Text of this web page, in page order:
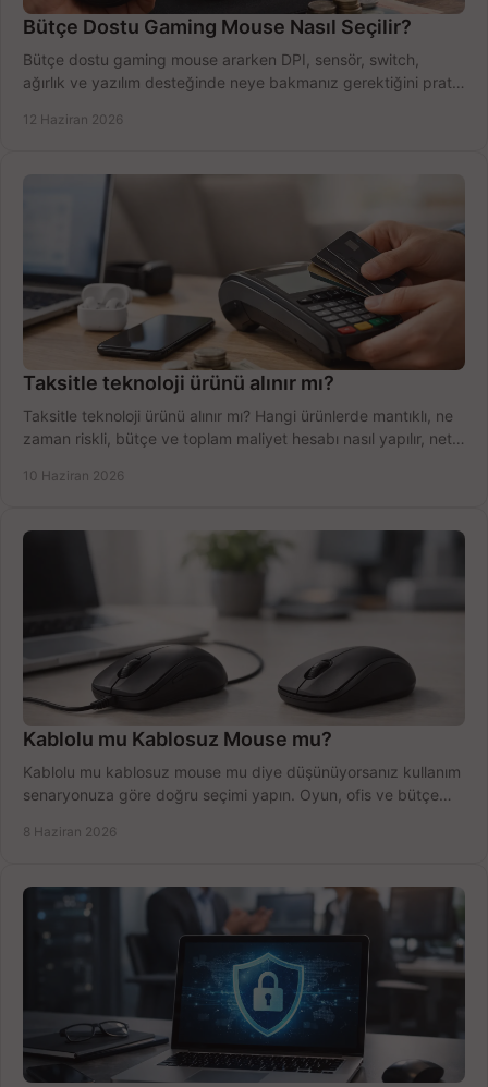
Bütçe Dostu Gaming Mouse Nasıl Seçilir?
Bütçe dostu gaming mouse ararken DPI, sensör, switch,
ağırlık ve yazılım desteğinde neye bakmanız gerektiğini pratik
12 Haziran 2026
Taksitle teknoloji ürünü alınır mı?
Taksitle teknoloji ürünü alınır mı? Hangi ürünlerde mantıklı, ne
zaman riskli, bütçe ve toplam maliyet hesabı nasıl yapılır, net
10 Haziran 2026
Kablolu mu Kablosuz Mouse mu?
Kablolu mu kablosuz mouse mu diye düşünüyorsanız kullanım
senaryonuza göre doğru seçimi yapın. Oyun, ofis ve bütçe
8 Haziran 2026